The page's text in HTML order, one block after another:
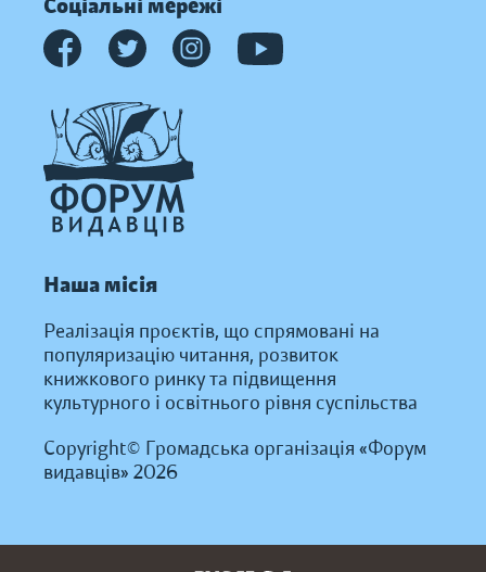
Соціальні мережі
Наша місія
Реалізація проєктів, що спрямовані на
популяризацію читання, розвиток
книжкового ринку та підвищення
культурного і освітнього рівня суспільства
Copyright© Громадська організація «Форум
видавців» 2026